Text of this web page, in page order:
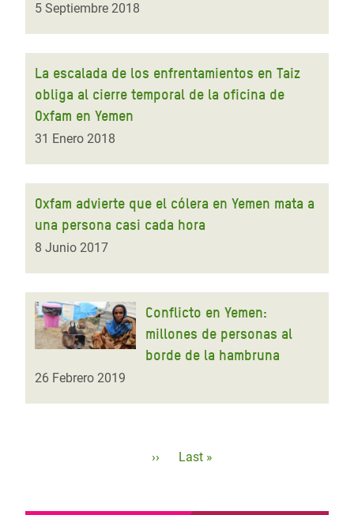
5 Septiembre 2018
La escalada de los enfrentamientos en Taiz
obliga al cierre temporal de la oficina de
Oxfam en Yemen
31 Enero 2018
Oxfam advierte que el cólera en Yemen mata a
una persona casi cada hora
8 Junio 2017
Conflicto en Yemen:
millones de personas al
borde de la hambruna
26 Febrero 2019
Siguiente
››
Última
Last »